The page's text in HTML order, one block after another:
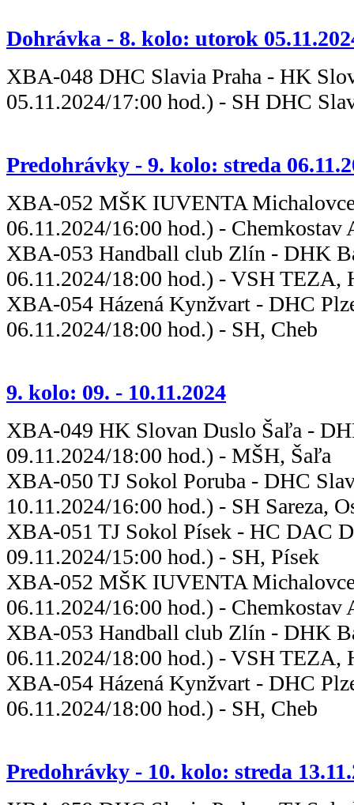
Dohrávka - 8. kolo: utorok
XBA-048 DHC Slavia Praha - HK
05.11.2024/17:00 hod.) - SH DHC
Predohrávky - 9. kolo: streda
XBA-052 MŠK IUVENTA
06.11.2024/16:00 hod.) - Chemkostav
XBA-053 Handball club Zlín -
06.11.2024/18:00 hod.) - VSH TEZA,
XBA-054 Házená Kynžvart
06.11.2024/18:00 hod.) - SH, Cheb
9. kolo: 09. - 10.11.2024
XBA-049 HK Slovan Duslo Šaľa -
09.11.2024/18:00 hod.) - MŠH, Šaľa
XBA-050 TJ Sokol Poruba -
10.11.2024/16:00 hod.) - SH Sareza,
XBA-051 TJ Sokol Písek - HC DAC
09.11.2024/15:00 hod.) - SH, Písek
XBA-052 MŠK IUVENTA
06.11.2024/16:00 hod.) - Chemkostav
XBA-053 Handball club Zlín -
06.11.2024/18:00 hod.) - VSH TEZA,
XBA-054 Házená Kynžvart
06.11.2024/18:00 hod.) - SH, Cheb
Predohrávky - 10. kolo: streda